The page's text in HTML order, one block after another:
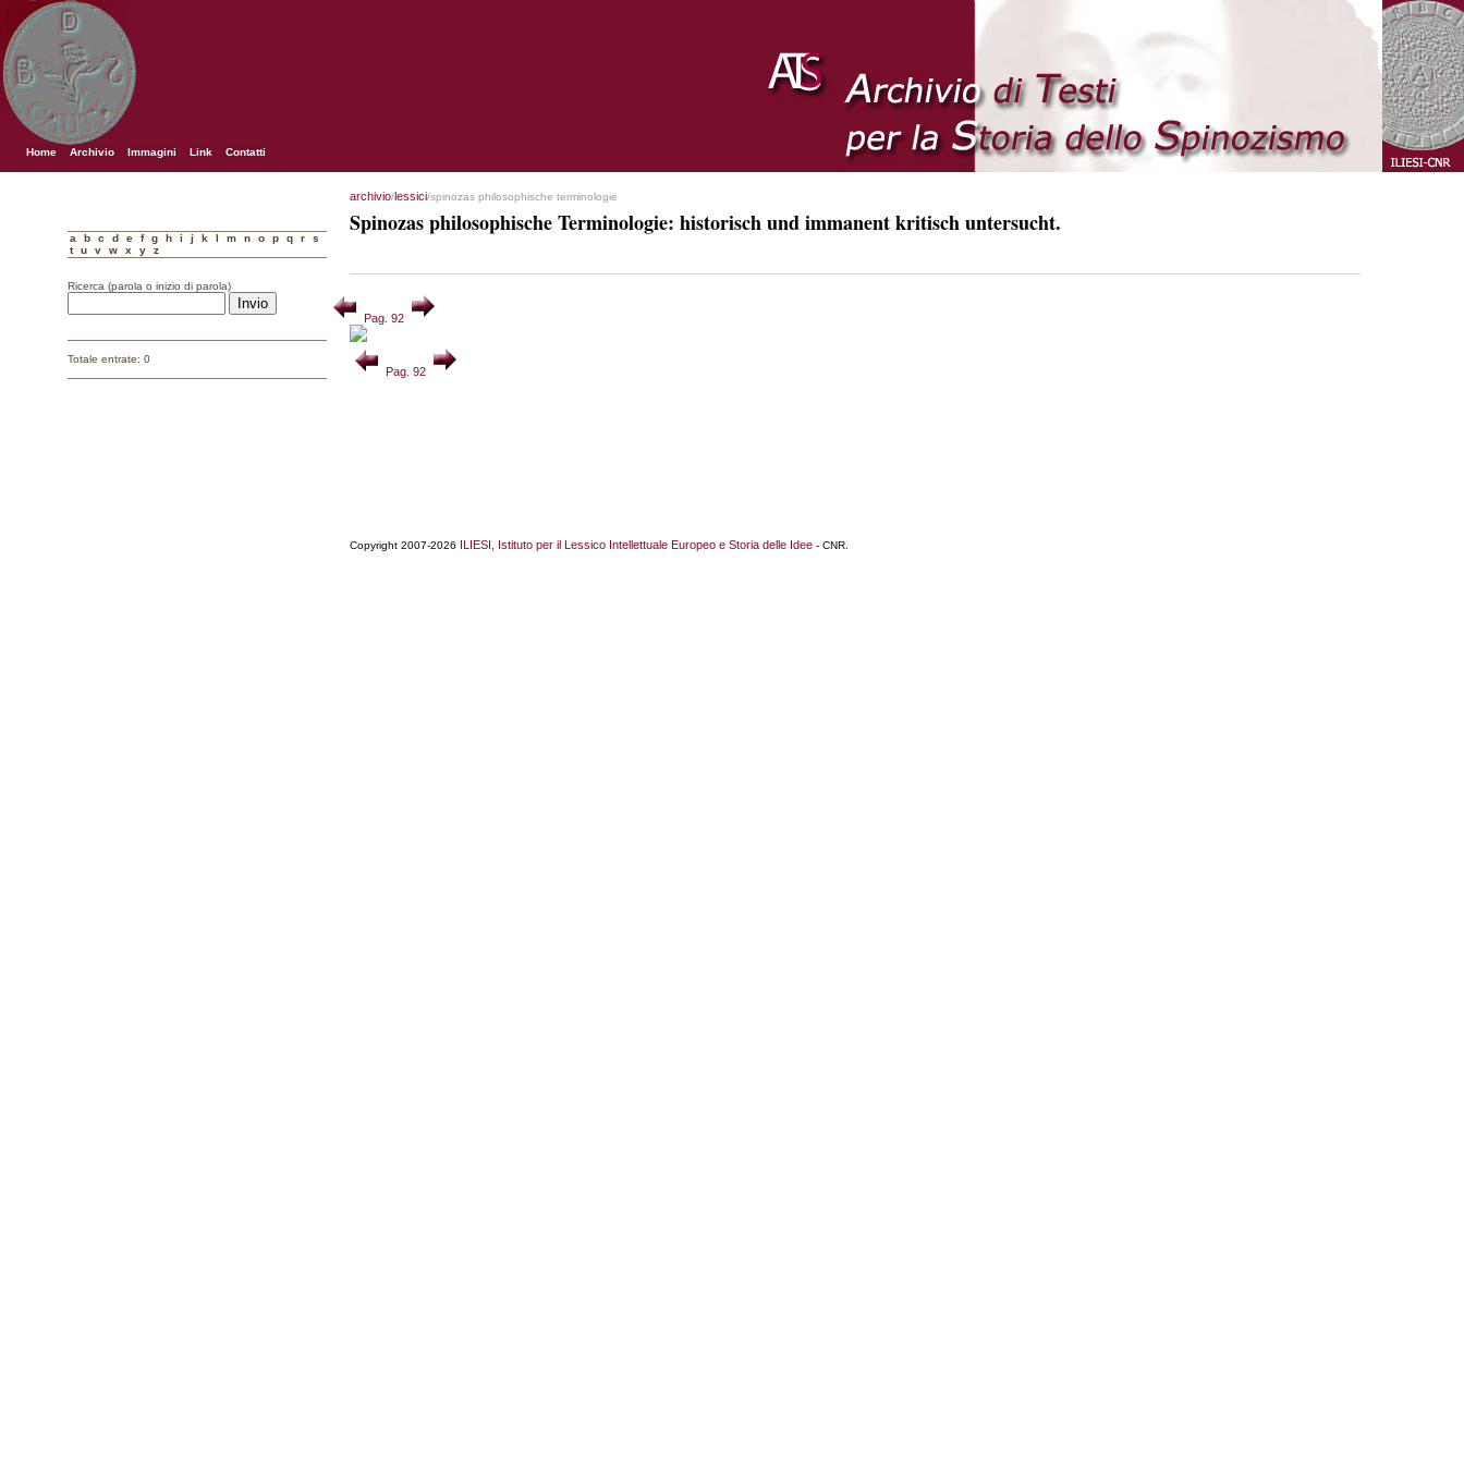
Home Archivio Immagini Link Contatti
a b c d e f g h i j k l m n o p q r
s
t
u v w x y z
Ricerca (parola o inizio di parola)
Totale entrate: 0
archivio/lessici/spinozas philosophische terminologie
Spinozas philosophische Terminologie: historisch und immanent kritisch untersucht.
Pag. 92
Pag. 92
Copyright 2007-2026 ILIESI, Istituto per il Lessico Intellettuale Europeo e Storia delle Idee - CNR.